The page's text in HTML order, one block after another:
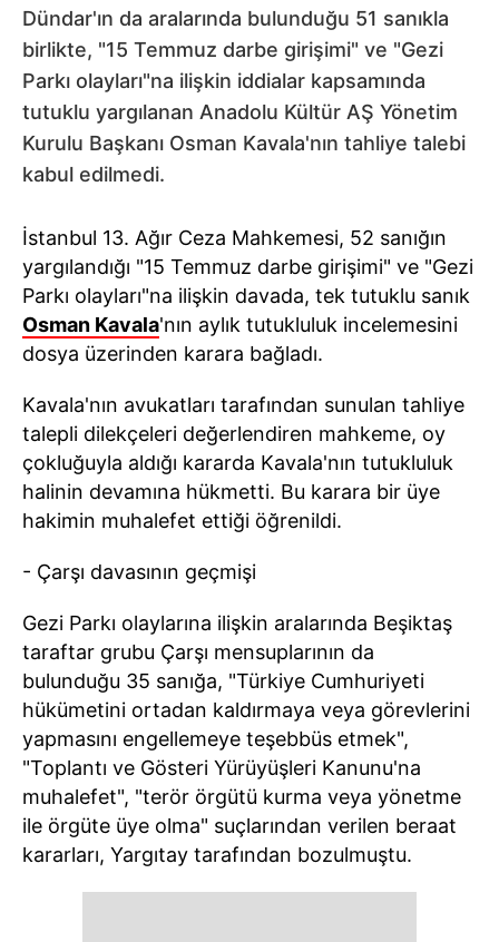
Dündar'ın da aralarında bulunduğu 51 sanıkla
birlikte, "15 Temmuz darbe girişimi" ve "Gezi
Parkı olayları"na ilişkin iddialar kapsamında
tutuklu yargılanan Anadolu Kültür AŞ Yönetim
Kurulu Başkanı Osman Kavala'nın tahliye talebi
kabul edilmedi.
İstanbul 13. Ağır Ceza Mahkemesi, 52 sanığın
yargılandığı "15 Temmuz darbe girişimi" ve "Gezi
Parkı olayları"na ilişkin davada, tek tutuklu sanık
Osman Kavala'nın aylık tutukluluk incelemesini
dosya üzerinden karara bağladı.
Kavala'nın avukatları tarafından sunulan tahliye
talepli dilekçeleri değerlendiren mahkeme, oy
çokluğuyla aldığı kararda Kavala'nın tutukluluk
halinin devamına hükmetti. Bu karara bir üye
hakimin muhalefet ettiği öğrenildi.
- Çarşı davasının geçmişi
Gezi Parkı olaylarına ilişkin aralarında Beşiktaş
taraftar grubu Çarşı mensuplarının da
bulunduğu 35 sanığa, "Türkiye Cumhuriyeti
hükümetini ortadan kaldırmaya veya görevlerini
yapmasını engellemeye teşebbüs etmek",
"Toplantı ve Gösteri Yürüyüşleri Kanunu'na
muhalefet", "terör örgütü kurma veya yönetme
ile örgüte üye olma" suçlarından verilen beraat
kararları, Yargıtay tarafından bozulmuştu.